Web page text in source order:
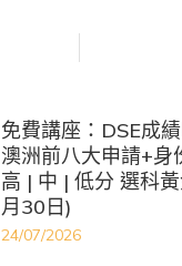
免費講座：DSE成
澳洲前八大申請+身
高 | 中 | 低分 選科
月30日)
24/07/2026